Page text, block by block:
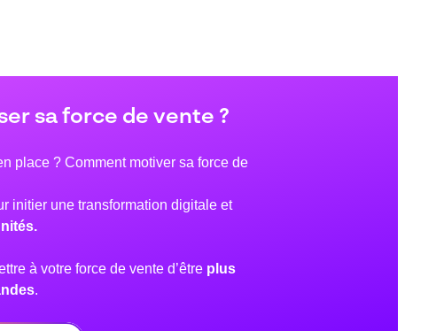
sa force de vente ?
place ? Comment motiver sa force de
initier une transformation digitale et
à votre force de vente d’être plus
.